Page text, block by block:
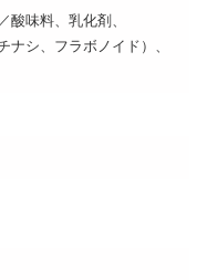
酸味料、乳化剤、
ナシ、フラボノイド）、